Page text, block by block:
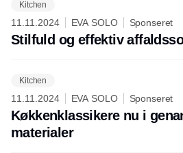
Kitchen
11.11.2024 EVA SOLO Sponseret
Stilfuld og effektiv
Kitchen
11.11.2024 EVA SOLO Sponseret
Køkkenklassikere nu i
materialer